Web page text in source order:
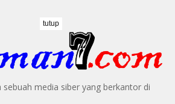
media siber yang berkantor di
tutup